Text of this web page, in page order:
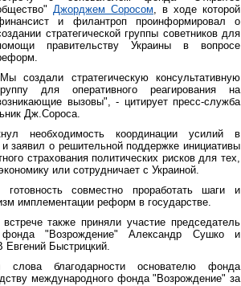
Джорджем Соросом, в ходе которой
и филантроп проинформировал о
стратегической группы советников для
правительству Украины в вопросе
создали стратегическую консультативную
для оперативного реагирования на
вызовы", - цитирует пресс-служба
Дж.Сороса.
необходимость координации усилий в
заявил о решительной поддержке инициативы
страхования политических рисков для тех,
или сотрудничает с Украиной.
совместно проработать шаги и
имплементации реформ в государстве.
также приняли участие председатель
фонда "Возрождение" Александр Сушко и
Быстрицкий.
слова благодарности основателю фонда
международного фонда "Возрождение" за